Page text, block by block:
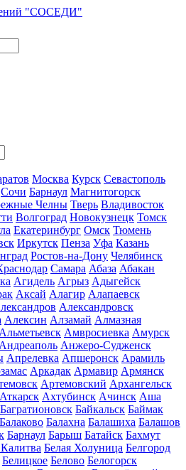
Москва Курск Севастополь
Сочи Барнаул Магнитогорск
Челны Тверь Владивосток
Волгоград Новокузнецк Томск
Екатеринбург Омск Тюмень
Иркутск Пенза Уфа Казань
Ростов-на-Дону Челябинск
Самара Абаза Абакан
Агидель Агрыз Адыгейск
Аксай Алагир Алапаевск
Александровск
Алексин Алзамай Алмазная
Альметьевск Амвросиевка Амурск
Андреаполь Анжеро-Судженск
Апрелевка Апшеронск Арамиль
Аркадак Армавир Армянск
Артемовский Архангельск
Аткарск Ахтубинск Ачинск Аша
Багратионовск Байкальск Баймак
Балаково Балахна Балашиха Балашов
Барнаул Барыш Батайск Бахмут
Белая Холуница Белгород
Белицкое Белово Белогорск